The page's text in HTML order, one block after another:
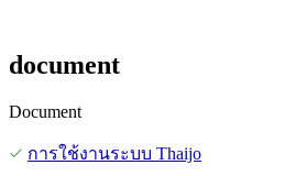
document
Document
การใช้งานระบบ Thaijo